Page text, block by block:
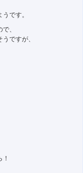
です。
、
ですが、